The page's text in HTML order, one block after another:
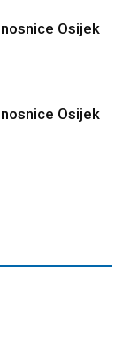
Osijek
Osijek